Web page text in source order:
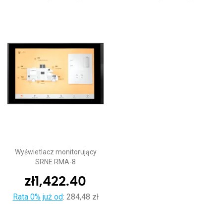
Wyświetlacz monitorujący
SRNE RMA-8
zł1,422.40
Rata 0% już od: 284,48 zł